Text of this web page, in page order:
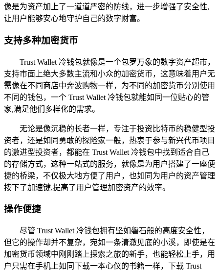
像是为资产加上了一道道严密的防线，进一步增强了安全性,
让用户能够安心地守护自己的数字财富。
支持多种加密货币
Trust Wallet 冷钱包就像是一个包罗万象的数字资产超市，
支持市面上绝大多数主流和小众的加密货币，这意味着用户无
需像在不同商店中奔波购物一样，为不同的加密货币分别使用
不同的钱包，一个 Trust Wallet 冷钱包就能如同一位贴心的管
家,满足他们多样化的需求。
无论是像沉稳的长者一样，专注于投资比特币的稳健型投
资者，还是如同勇敢的探险家一般，热衷于参与新兴代币项目
的激进型投资者，都能在 Trust Wallet 冷钱包中找到适合自己
的存储方式，这种一站式的服务，就像是为用户搭建了一座便
捷的桥梁，不仅极大地方便了用户，也如同为用户的资产管理
按下了加速键,提高了用户管理加密资产的效率。
操作便捷
尽管 Trust Wallet 冷钱包拥有坚如磐石般的高度安全性，
但它的操作却并不复杂，宛如一条清澈见底的小溪，即使是在
加密货币领域中刚刚踏上探索之旅的新手，也能轻松上手，用
户只需在手机上如同下载一本心仪的书籍一样，下载 Trust